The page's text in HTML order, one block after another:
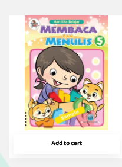
Add to cart